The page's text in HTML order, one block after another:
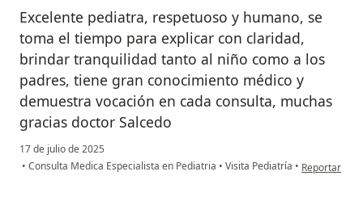
Excelente pediatra, respetuoso y humano, se
toma el tiempo para explicar con claridad,
brindar tranquilidad tanto al niño como a los
padres, tiene gran conocimiento médico y
demuestra vocación en cada consulta, muchas
gracias doctor Salcedo
17 de julio de 2025
• Consulta Medica Especialista en Pediatria • Visita Pediatría • en opinión
Reportar